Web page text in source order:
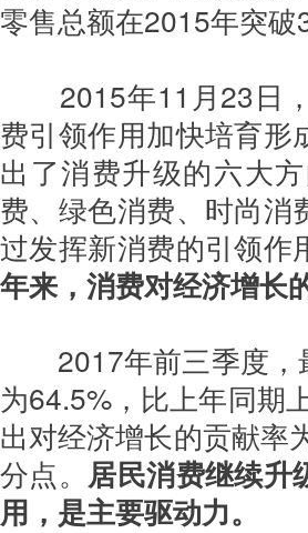
零售总额在2015年突
2015年11月23日
费引领作用加快培育形
出了消费升级的六大
费、绿色消费、时尚消
过发挥新消费的引领作
年来，消费对经济增长
2017年前三季度
为64.5%，比上年同期
出对经济增长的贡献率
分点。 居民消费继续升
用，是主要驱动力。